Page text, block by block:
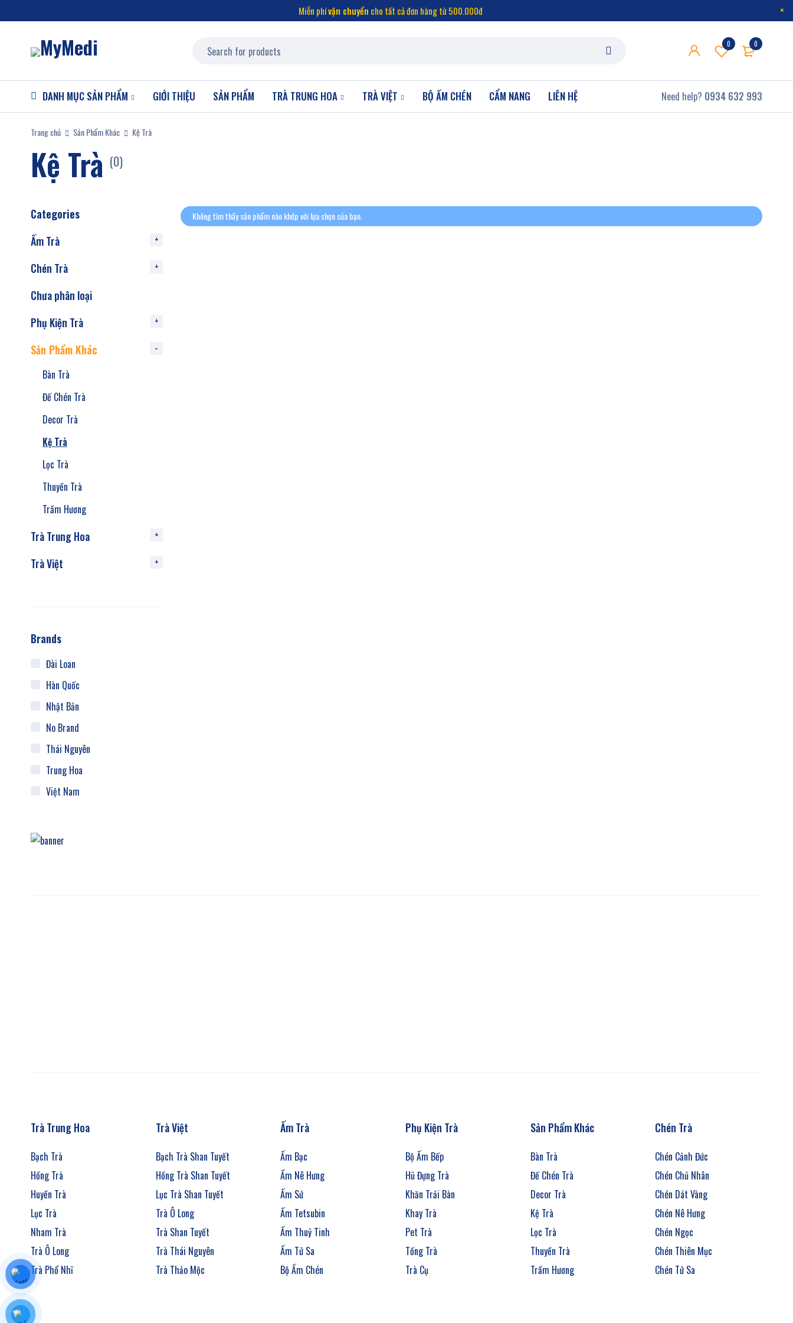
Miễn phívận chuyển cho tất cả đơn hàng từ 500.000đ
0
0
DANH MỤC SẢN PHẨM GIỚI THIỆU SẢN PHẨM TRÀ TRUNG HOA TRÀ VIỆT BỘ ẤM CHÉN CẨM NANG LIÊN HỆ Need help? 0934 632 993
Trang chủ Sản Phẩm Khác Kệ Trà
Kệ Trà (0)
Categories
Ấm Trà
Chén Trà
Chưa phân loại
Phụ Kiện Trà
Sản Phẩm Khác
Bàn Trà
Đế Chén Trà
Decor Trà
Kệ Trà
Lọc Trà
Thuyền Trà
Trầm Hương
Trà Trung Hoa
Trà Việt
Brands
Đài Loan
Hàn Quốc
Nhật Bản
No Brand
Thái Nguyên
Trung Hoa
Việt Nam
Không tìm thấy sản phẩm nào khớp với lựa chọn của bạn.
Trà Trung Hoa
Bạch Trà
Hồng Trà
Huyền Trà
Lục Trà
Nham Trà
Trà Ô Long
Trà Phổ Nhĩ
Trà Việt
Bạch Trà Shan Tuyết
Hồng Trà Shan Tuyết
Lục Trà Shan Tuyết
Trà Ô Long
Trà Shan Tuyết
Trà Thái Nguyên
Trà Thảo Mộc
Ấm Trà
Ấm Bạc
Ấm Nê Hưng
Ấm Sứ
Ấm Tetsubin
Ấm Thuỷ Tinh
Ấm Tử Sa
Bộ Ấm Chén
Phụ Kiện Trà
Bộ Ấm Bếp
Hũ Đựng Trà
Khăn Trải Bàn
Khay Trà
Pet Trà
Tống Trà
Trà Cụ
Sản Phẩm Khác
Bàn Trà
Đế Chén Trà
Decor Trà
Kệ Trà
Lọc Trà
Thuyền Trà
Trầm Hương
Chén Trà
Chén Cảnh Đức
Chén Chủ Nhân
Chén Dát Vàng
Chén Nê Hưng
Chén Ngọc
Chén Thiên Mục
Chén Tử Sa